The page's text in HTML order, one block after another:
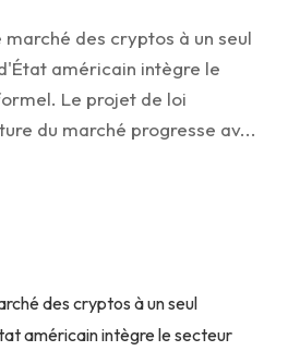
des cryptos à un seul
américain intègre le
Le projet de loi
du marché progresse av...
des cryptos à un seul
américain intègre le secteur